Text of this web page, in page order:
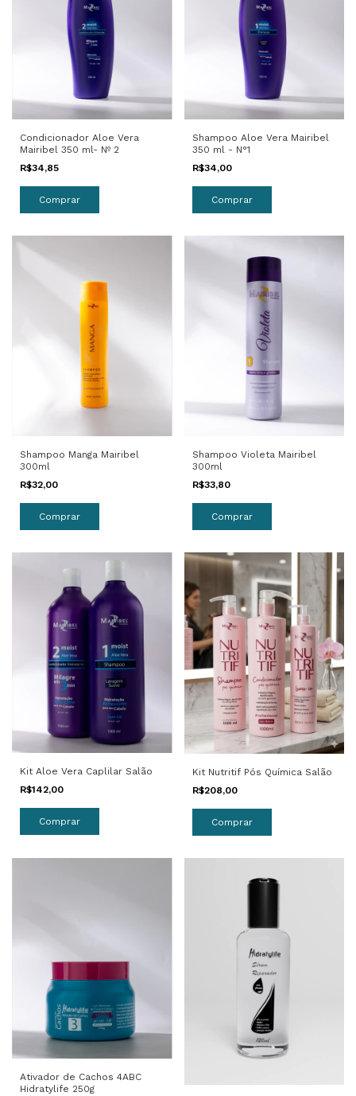
Condicionador Aloe Vera
Mairibel 350 ml- Nº 2
R$34,85
Shampoo Aloe Vera Mairibel
350 ml - N°1
R$34,00
Shampoo Manga Mairibel
300ml
R$32,00
Shampoo Violeta Mairibel
300ml
R$33,80
Kit Aloe Vera Caplilar Salão
R$142,00
Kit Nutritif Pós Química Salão
R$208,00
Ativador de Cachos 4ABC
Hidratylife 250g